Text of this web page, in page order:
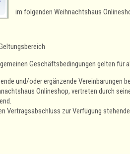
im folgenden Weihnachtshaus
Geschäftsbedingungen gelten für
und/oder ergänzende Vereinbarungen
Onlineshop, vertreten durch
Vertragsabschluss zur Verfügung